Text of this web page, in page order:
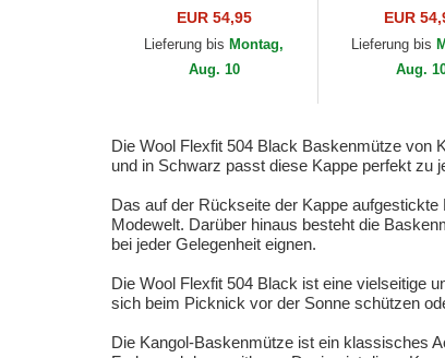
504 Dk Blue von Kangol
EUR 54,95
Lieferung bis Montag,
Aug. 10
von Kangol
EUR
Lieferung bis
Aug.
Die Wool Flexfit 504 Black Baskenmütze von
und in Schwarz passt diese Kappe perfekt zu
Das auf der Rückseite der Kappe
Modewelt. Darüber hinaus besteht die
bei jeder Gelegenheit eignen.
Die Wool Flexfit 504 Black ist eine vielseitige
sich beim Picknick vor der Sonne schützen
Die Kangol-Baskenmütze ist ein klassisches